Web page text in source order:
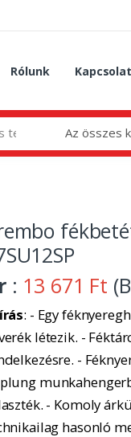
Rólunk Kapcsolat
Az összes
: 13 671 Ft
: - Egy
létezik. -
-
- Komoly
hasonló